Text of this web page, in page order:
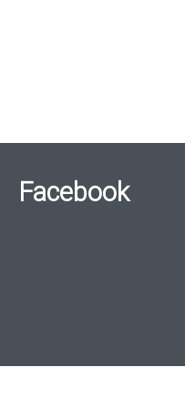
Facebook